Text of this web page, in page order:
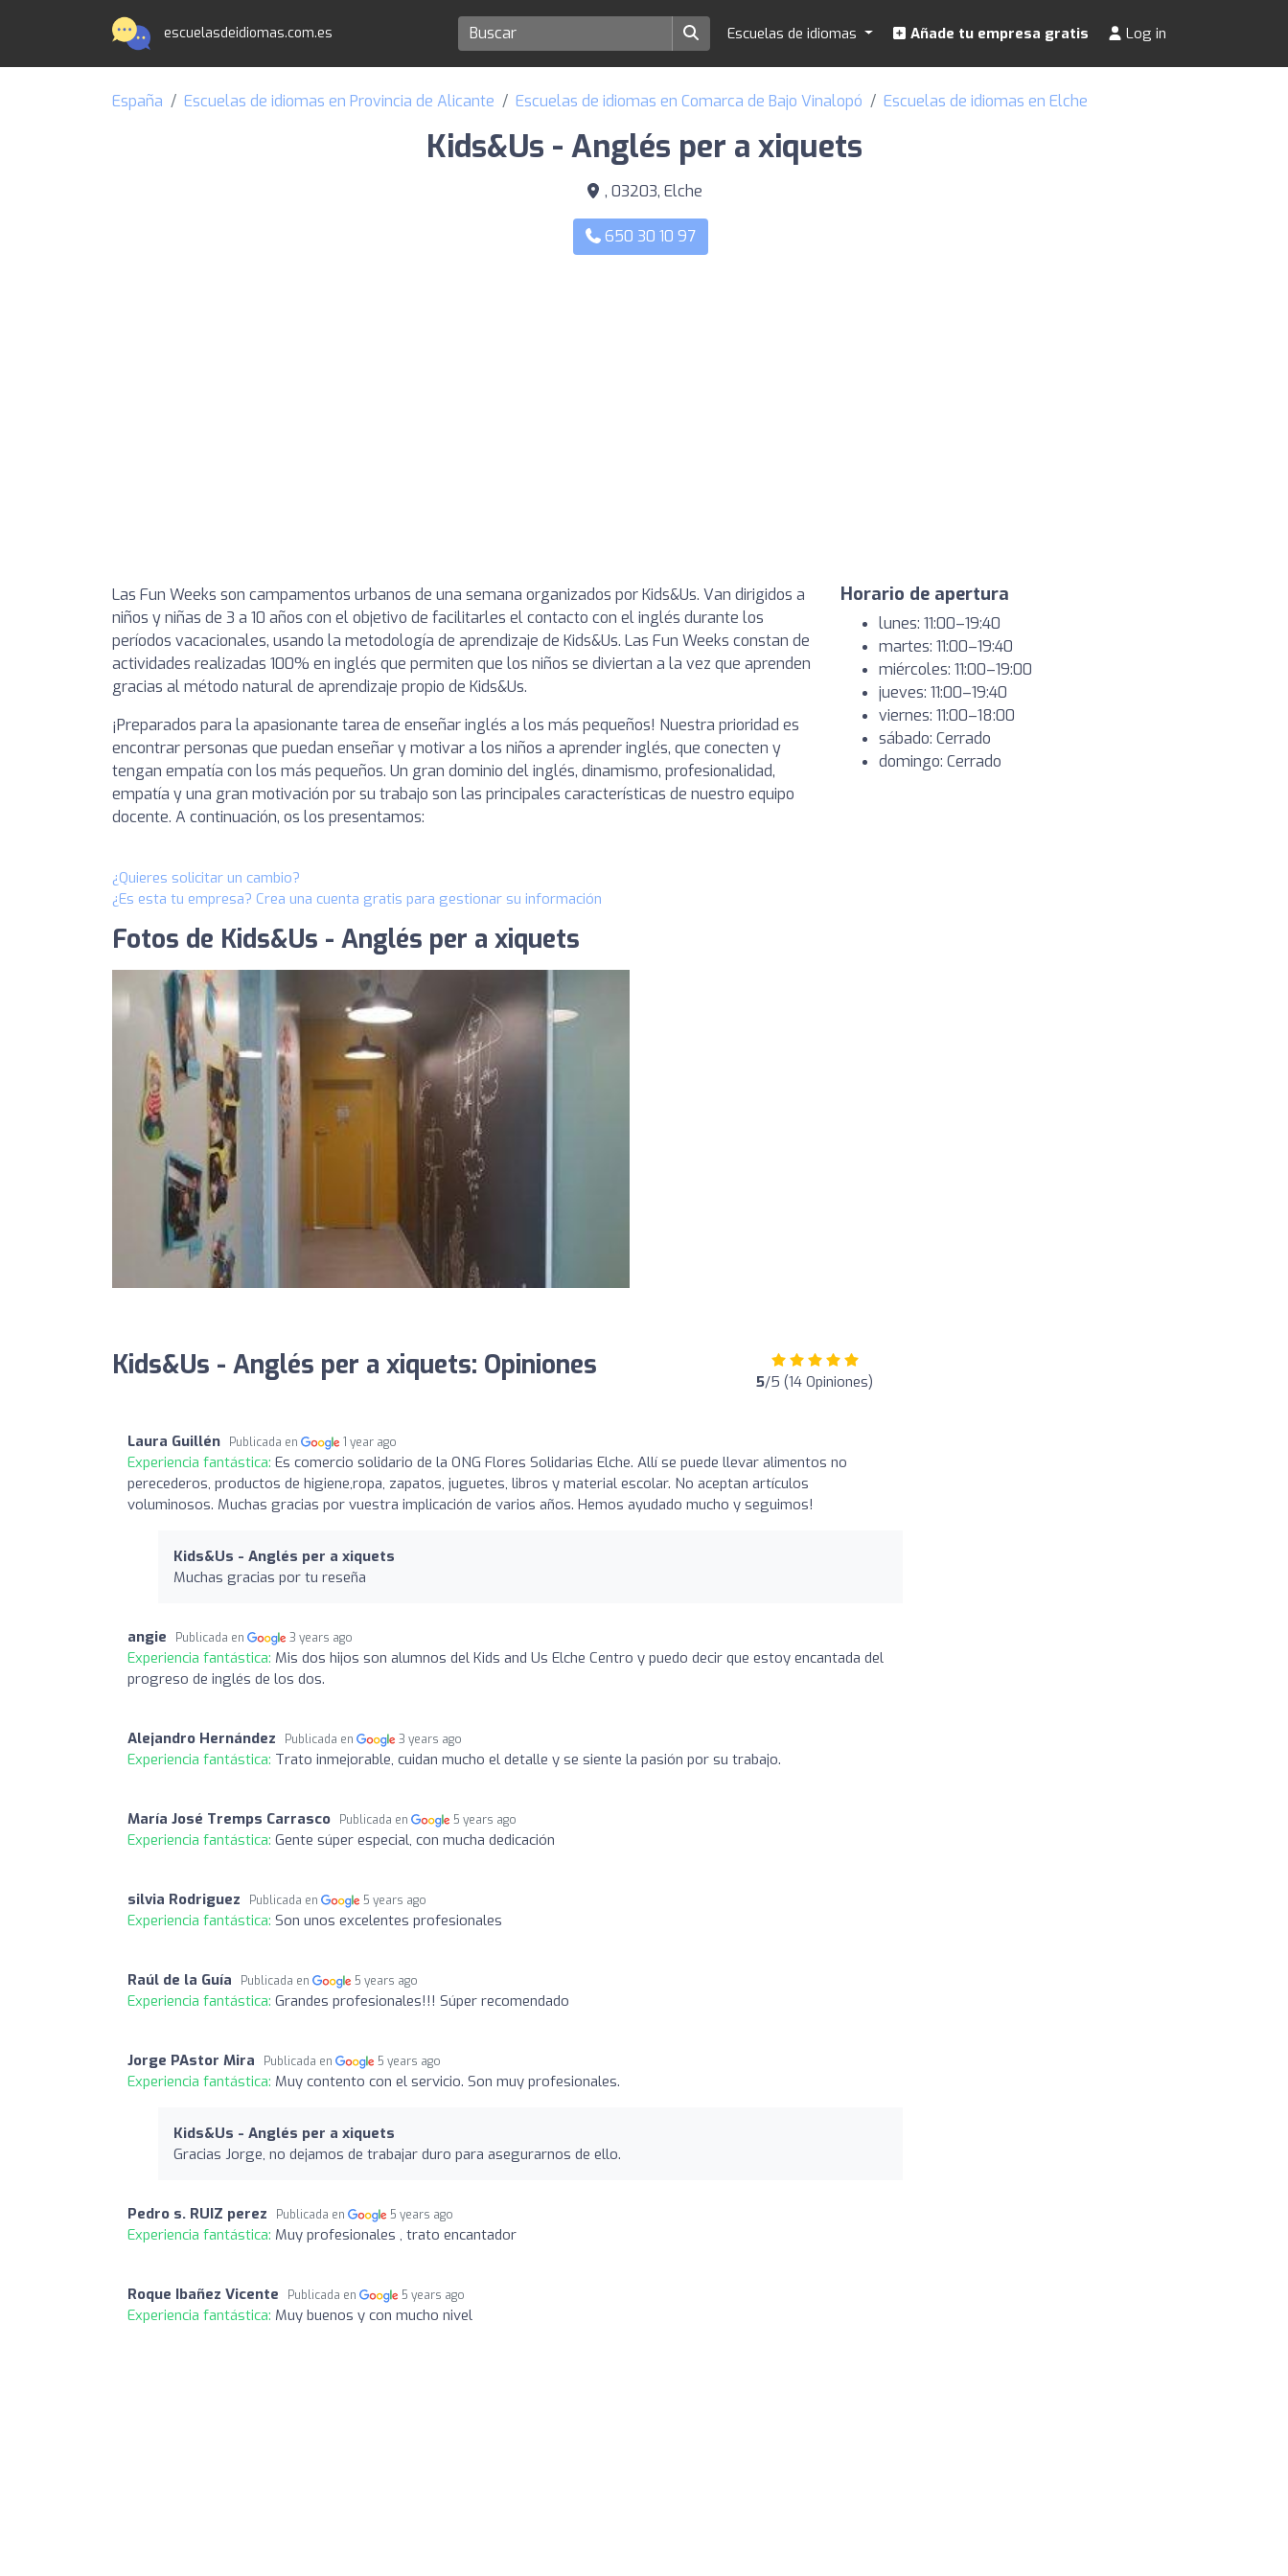
escuelasdeidiomas.com.es Escuelas de idiomas Añade tu empresa gratis Log in
España Escuelas de idiomas en Provincia de Alicante Escuelas de idiomas en Comarca de Bajo Vinalopó Escuelas de idiomas en Elche
Kids&Us - Anglés per a xiquets
, 03203, Elche
650 30 10 97
​​​​​​​Las Fun Weeks son campamentos urbanos de una semana organizados por Kids&Us. Van dirigidos a
niños y niñas de 3 a 10 años con el objetivo de facilitarles el contacto con el inglés durante los
períodos vacacionales, usando la metodología de aprendizaje de Kids&Us. Las Fun Weeks constan de
actividades realizadas 100% en inglés que permiten que los niños se diviertan a la vez que aprenden
gracias al método natural de aprendizaje propio de Kids&Us.
¡Preparados para la apasionante tarea de enseñar inglés a los más pequeños! Nuestra prioridad es
encontrar personas que puedan enseñar y motivar a los niños a aprender inglés, que conecten y
tengan empatía con los más pequeños. Un gran dominio del inglés, dinamismo, profesionalidad,
empatía y una gran motivación por su trabajo son las principales características de nuestro equipo
docente. A continuación, os los presentamos:
Horario de apertura
lunes: 11:00–19:40
martes: 11:00–19:40
miércoles: 11:00–19:00
jueves: 11:00–19:40
viernes: 11:00–18:00
sábado: Cerrado
domingo: Cerrado
¿Quieres solicitar un cambio?
¿Es esta tu empresa? Crea una cuenta gratis para gestionar su información
Fotos de Kids&Us - Anglés per a xiquets
Kids&Us - Anglés per a xiquets: Opiniones 5/5 (14 Opiniones)
Laura Guillén Publicada en 1 year ago
Experiencia fantástica: Es comercio solidario de la ONG Flores Solidarias Elche. Allí se puede llevar alimentos no
perecederos, productos de higiene,ropa, zapatos, juguetes, libros y material escolar. No aceptan artículos
voluminosos. Muchas gracias por vuestra implicación de varios años. Hemos ayudado mucho y seguimos!
Kids&Us - Anglés per a xiquets
Muchas gracias por tu reseña
angie Publicada en 3 years ago
Experiencia fantástica: Mis dos hijos son alumnos del Kids and Us Elche Centro y puedo decir que estoy encantada del
progreso de inglés de los dos.
Alejandro Hernández Publicada en 3 years ago
Experiencia fantástica: Trato inmejorable, cuidan mucho el detalle y se siente la pasión por su trabajo.
María José Tremps Carrasco Publicada en 5 years ago
Experiencia fantástica: Gente súper especial, con mucha dedicación
silvia Rodriguez Publicada en 5 years ago
Experiencia fantástica: Son unos excelentes profesionales
Raúl de la Guía Publicada en 5 years ago
Experiencia fantástica: Grandes profesionales!!! Súper recomendado
Jorge PAstor Mira Publicada en 5 years ago
Experiencia fantástica: Muy contento con el servicio. Son muy profesionales.
Kids&Us - Anglés per a xiquets
Gracias Jorge, no dejamos de trabajar duro para asegurarnos de ello.
Pedro s. RUIZ perez Publicada en 5 years ago
Experiencia fantástica: Muy profesionales , trato encantador
Roque Ibañez Vicente Publicada en 5 years ago
Experiencia fantástica: Muy buenos y con mucho nivel